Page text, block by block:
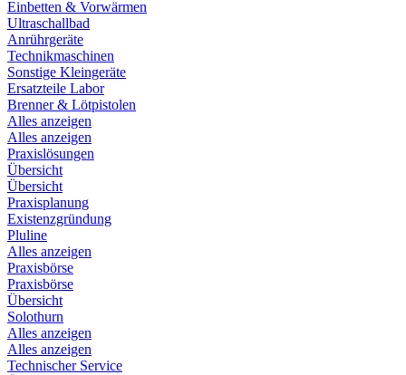
Einbetten & Vorwärmen
Ultraschallbad
Anrührgeräte
Technikmaschinen
Sonstige Kleingeräte
Ersatzteile Labor
Brenner & Lötpistolen
Alles anzeigen
Alles anzeigen
Praxislösungen
Übersicht
Übersicht
Praxisplanung
Existenzgründung
Pluline
Alles anzeigen
Praxisbörse
Praxisbörse
Übersicht
Solothurn
Alles anzeigen
Alles anzeigen
Technischer Service